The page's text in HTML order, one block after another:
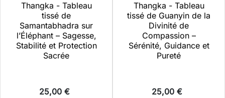
Thangka - Tableau
tissé de
Samantabhadra sur
l’Éléphant – Sagesse,
Stabilité et Protection
Sacrée
25,00 €
Thangka - Tableau
tissé de Guanyin de la
Divinité de
Compassion –
Sérénité, Guidance et
Pureté
25,00 €